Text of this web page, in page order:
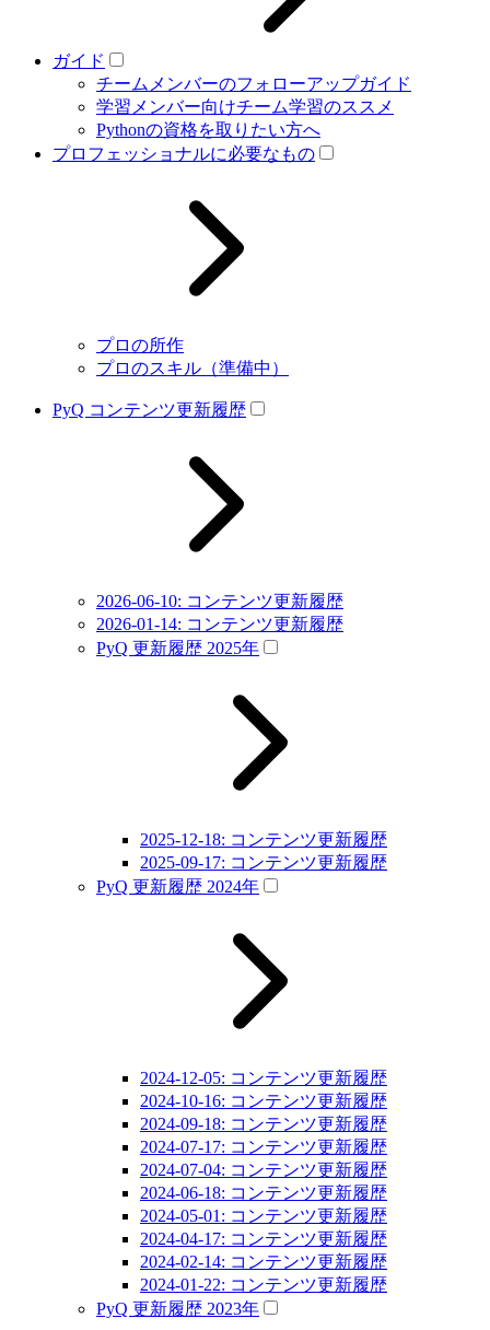
ガイド
チームメンバーのフォローアップガイド
学習メンバー向けチーム学習のススメ
Pythonの資格を取りたい方へ
プロフェッショナルに必要なもの
プロの所作
プロのスキル（準備中）
PyQ コンテンツ更新履歴
2026-06-10: コンテンツ更新履歴
2026-01-14: コンテンツ更新履歴
PyQ 更新履歴 2025年
2025-12-18: コンテンツ更新履歴
2025-09-17: コンテンツ更新履歴
PyQ 更新履歴 2024年
2024-12-05: コンテンツ更新履歴
2024-10-16: コンテンツ更新履歴
2024-09-18: コンテンツ更新履歴
2024-07-17: コンテンツ更新履歴
2024-07-04: コンテンツ更新履歴
2024-06-18: コンテンツ更新履歴
2024-05-01: コンテンツ更新履歴
2024-04-17: コンテンツ更新履歴
2024-02-14: コンテンツ更新履歴
2024-01-22: コンテンツ更新履歴
PyQ 更新履歴 2023年